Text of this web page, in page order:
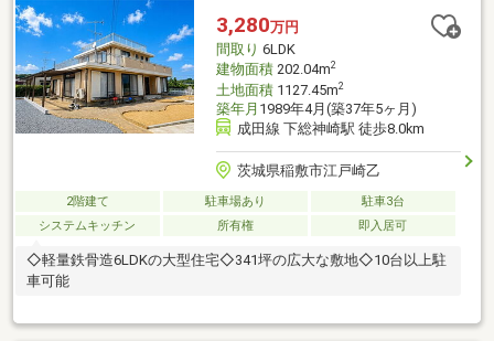
3,280万円
間取り 6LDK
建物面積202.04m2
土地面積1127.45m2
築年月 1989年4月(築37年5ヶ月)
成田線 下総神崎駅 徒歩8.0km
茨城県稲敷市江戸崎乙
2階建て 駐車場あり
駐車3台
システムキッチン
所有権 即入居可
◇軽量鉄骨造6LDKの大型住宅◇341坪の広大な敷地◇10台以上駐
車可能